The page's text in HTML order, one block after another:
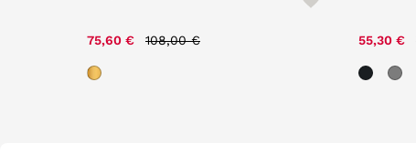
75,60 € 108,00 € 55,30 €